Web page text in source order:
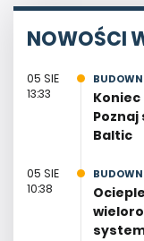
NOWOŚCI
05 SIE
13:33
Baltic
05 SIE
10:38